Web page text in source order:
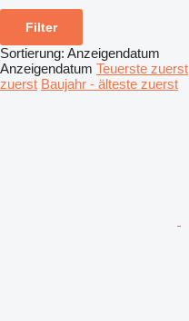
Filter
Sortierung: Anzeigendatum
Anzeigendatum Teuerste zuerst
zuerst Baujahr - älteste zuerst